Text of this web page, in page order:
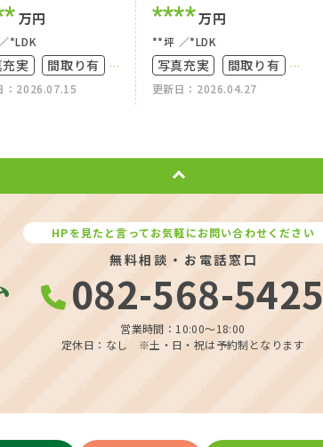
万円
*LDK
実
間取り有
以上
：2026.07.15
****万円
**坪 *LDK
写真充実
間取り有
築10年以内
更新日：2026.04.27
HPを見たと言ってお気軽にお問い合わせください
無料相談・お電話窓口
082-568-5425
営業時間：10:00〜18:00
定休日：なし ※土・日・祝は予約制となります